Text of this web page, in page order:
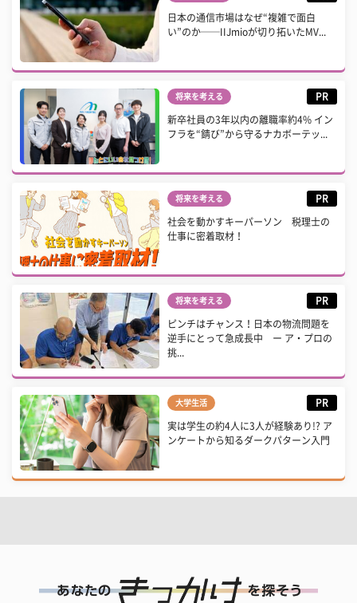
日本の通信市場はなぜ“複雑で面白
い”のか──IIJmioが切り拓いたMV...
将来を考える PR
新卒社員の3年以内の離職率約4% イン
フラを“錆び”から守るナカボーテッ...
将来を考える PR
社会を動かすキーパーソン 税理士の
仕事に密着取材！
将来を考える PR
ピンチはチャンス！日本の物流問題を
逆手にとって急成長中 ー ア・プロの
挑...
大学生活 PR
実は学生の約4人に3人が経験あり!? ア
ンケートから知るダークパターン入門